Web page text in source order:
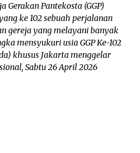
Pantekosta (GGP)
ke 102 sebuah perjalanan
gereja yang melayani banyak
mensyukuri usia GGP Ke-102
khusus Jakarta menggelar
Sabtu 26 April 2026